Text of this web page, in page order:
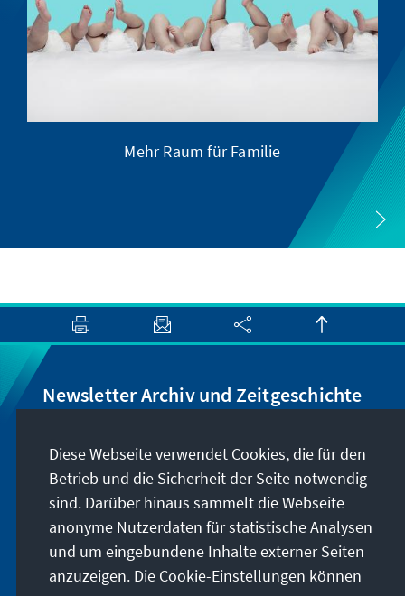
Mehr Raum für Familie
Newsletter Archiv und Zeitgeschichte
Wir informieren Sie über Neuigkeiten rund um
unser Archiv, geben Hinweise zu unseren
zeithistorisch-politischen Veranstaltungen und
machen Sie auf neu erschienene Publikationen
und Formate aufmerksam. Der Newsletter
erscheint vier- bis fünfmal im Jahr.
Diese Webseite verwendet Cookies, die für den
Betrieb und die Sicherheit der Seite notwendig
sind. Darüber hinaus sammelt die Webseite
anonyme Nutzerdaten für statistische Analysen
und um eingebundene Inhalte externer Seiten
anzuzeigen. Die Cookie-Einstellungen können